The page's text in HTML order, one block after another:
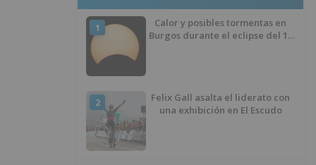
1
Calor y posibles tormentas en
Burgos durante el eclipse del 12
2
Felix Gall asalta el liderato con
una exhibición en El Escudo